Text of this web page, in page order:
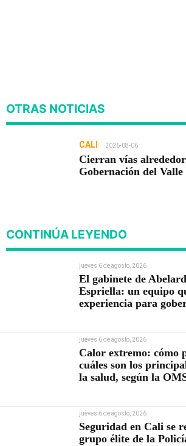
OTRAS NOTICIAS
CALI 2026-08-06
Cierran vías
Gobernación del Valle
CONTINÚA LEYENDO
jueves 6 de agosto, 2026
El gabinete de
Espriella: un equipo
experiencia para
jueves 6 de agosto, 2026
Calor extremo: cómo
cuáles son los
la salud, según la
jueves 6 de agosto, 2026
Seguridad en Cali se
grupo élite de la